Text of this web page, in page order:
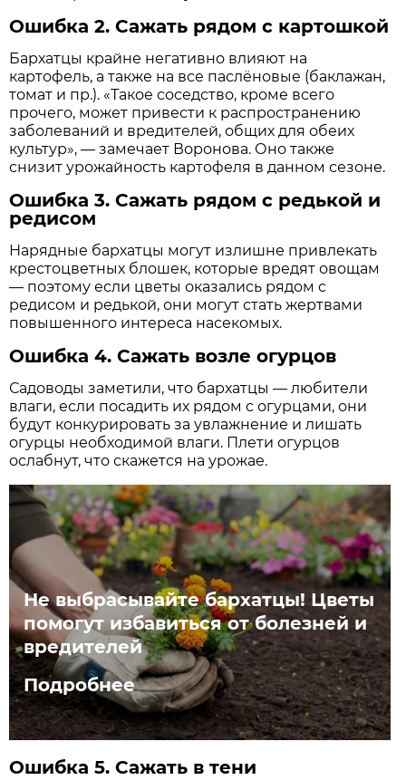
Ошибка 2. Сажать рядом с картошкой
Бархатцы крайне негативно влияют на
картофель, а также на все паслёновые (баклажан,
томат и пр.). «Такое соседство, кроме всего
прочего, может привести к распространению
заболеваний и вредителей, общих для обеих
культур», — замечает Воронова. Оно также
снизит урожайность картофеля в данном сезоне.
Ошибка 3. Сажать рядом с редькой и
редисом
Нарядные бархатцы могут излишне привлекать
крестоцветных блошек, которые вредят овощам
— поэтому если цветы оказались рядом с
редисом и редькой, они могут стать жертвами
повышенного интереса насекомых.
Ошибка 4. Сажать возле огурцов
Садоводы заметили, что бархатцы — любители
влаги, если посадить их рядом с огурцами, они
будут конкурировать за увлажнение и лишать
огурцы необходимой влаги. Плети огурцов
ослабнут, что скажется на урожае.
Не выбрасывайте бархатцы! Цветы
помогут избавиться от болезней и
вредителей
Подробнее
Ошибка 5. Сажать в тени